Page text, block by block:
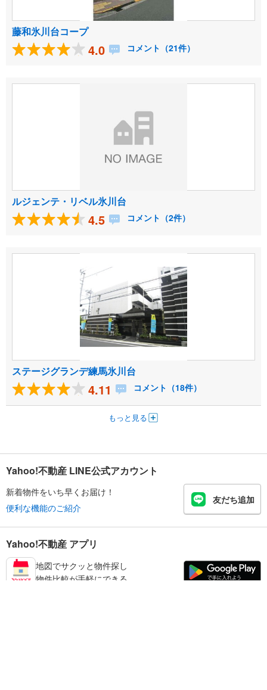
藤和氷川台コープ
4.0 コメント（21件）
ルジェンテ・リベル氷川台
4.5 コメント（2件）
ステージグランデ練馬氷川台
4.11 コメント（18件）
もっと見る
Yahoo!不動産 LINE公式アカウント
新着物件をいち早くお届け！
便利な機能のご紹介
友だち追加
Yahoo!不動産 アプリ
地図でサクッと物件探し
物件比較が手軽にできる